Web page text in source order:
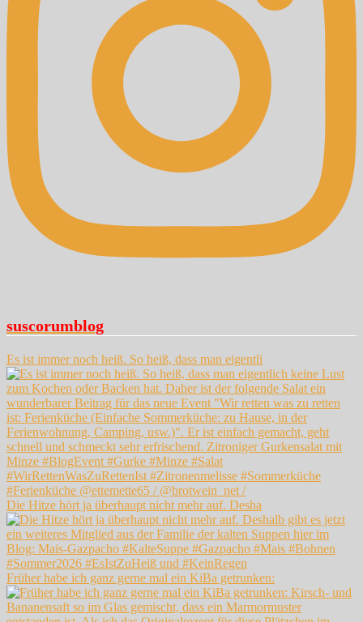
suscorumblog
Es ist immer noch heiß. So heiß, dass man eigentli
Die Hitze hört ja überhaupt nicht mehr auf. Desha
Früher habe ich ganz gerne mal ein KiBa getrunken: